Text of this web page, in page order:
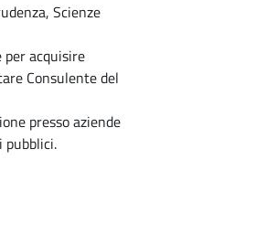
Scienze
per acquisire
Consulente del
presso aziende
pubblici.